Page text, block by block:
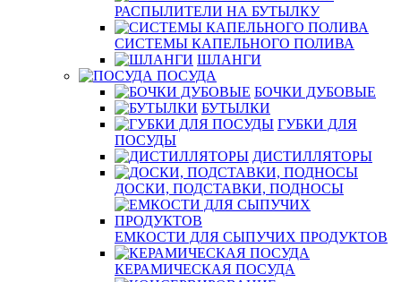
РАСПЫЛИТЕЛИ НА БУТЫЛКУ
СИСТЕМЫ КАПЕЛЬНОГО ПОЛИВА
ШЛАНГИ
ПОСУДА
БОЧКИ ДУБОВЫЕ
БУТЫЛКИ
ГУБКИ ДЛЯ
ПОСУДЫ
ДИСТИЛЛЯТОРЫ
ДОСКИ, ПОДСТАВКИ, ПОДНОСЫ
ЕМКОСТИ ДЛЯ СЫПУЧИХ ПРОДУКТОВ
КЕРАМИЧЕСКАЯ ПОСУДА